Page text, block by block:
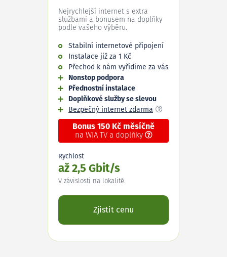
Nejrychlejší internet s extra
službami a bonusem na doplňky
podle vašeho výběru.
Stabilní internetové připojení
Instalace již za 1 Kč
Přechod k nám vyřídíme za vás
Nonstop podpora
Přednostní instalace
Doplňkové služby se slevou
Bezpečný internet zdarma
Bonus 150 Kč měsíčně
na WIA TV a doplňky
Rychlost
až 2,5 Gbit/s
V závislosti na lokalitě.
Zjistit cenu